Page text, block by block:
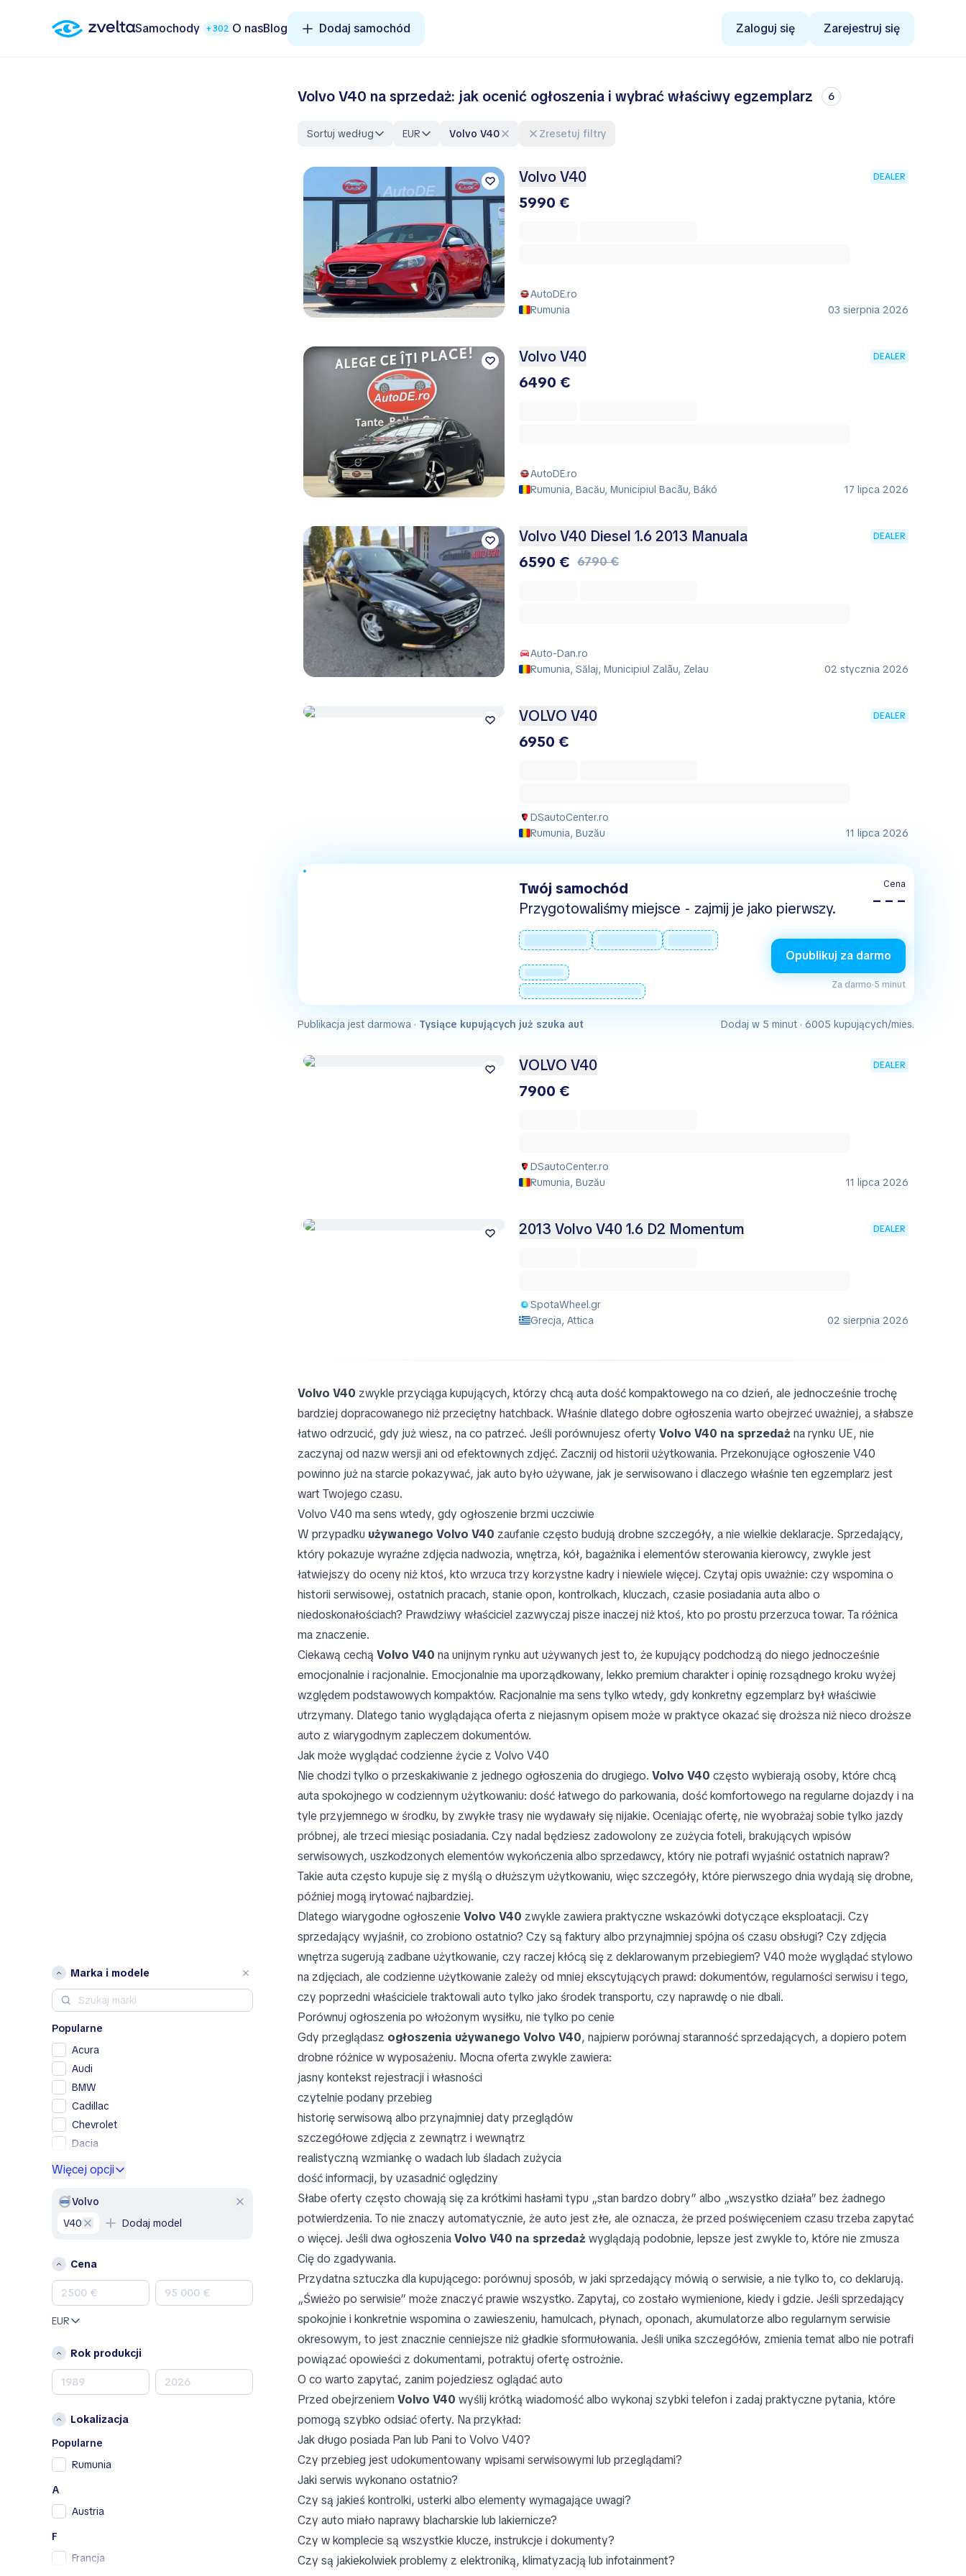
Samochody +302 O nasBlog Dodaj samochód Zaloguj się Zarejestruj się
Marka i modele
Popularne
Acura
Audi
BMW
Cadillac
Chevrolet
Dacia
GMC
Honda
Land Rover
Mercedes-Benz
MINI
Nissan
Peugeot
Porsche
RAM
Skoda
Subaru
Więcej opcji
Volvo
V40
Dodaj model
Cena
EUR
Rok produkcji
Lokalizacja
Popularne
Rumunia
A
Austria
F
Francja
Volvo V40 na sprzedaż: jak ocenić ogłoszenia i wybrać właściwy egzemplarz 6
Sortuj według EUR Volvo V40 Zresetuj filtry
Volvo V40 DEALER
5990 €
AutoDE.ro
Rumunia
03 sierpnia 2026
Volvo V40 DEALER
6490 €
AutoDE.ro
Rumunia, Bacău, Municipiul Bacãu, Bákó
17 lipca 2026
Volvo V40 Diesel 1.6 2013 Manuala DEALER
6590 € 6790 €
Auto-Dan.ro
Rumunia, Sălaj, Municipiul Zalãu, Zelau
02 stycznia 2026
VOLVO V40 DEALER
6950 €
DSautoCenter.ro
Rumunia, Buzău
11 lipca 2026
Twój samochód
Przygotowaliśmy miejsce - zajmij je jako pierwszy.
Cena
– – –
Opublikuj za darmo
Za darmo·5 minut
Publikacja jest darmowa · Tysiące kupujących już szuka aut Dodaj w 5 minut · 6005 kupujących/mies.
VOLVO V40 DEALER
7900 €
DSautoCenter.ro
Rumunia, Buzău
11 lipca 2026
2013 Volvo V40 1.6 D2 Momentum DEALER
SpotaWheel.gr
Grecja, Attica
02 sierpnia 2026
Volvo V40 zwykle przyciąga kupujących, którzy chcą auta dość kompaktowego na co dzień, ale jednocześnie trochę
bardziej dopracowanego niż przeciętny hatchback. Właśnie dlatego dobre ogłoszenia warto obejrzeć uważniej, a słabsze
łatwo odrzucić, gdy już wiesz, na co patrzeć. Jeśli porównujesz oferty Volvo V40 na sprzedaż na rynku UE, nie
zaczynaj od nazw wersji ani od efektownych zdjęć. Zacznij od historii użytkowania. Przekonujące ogłoszenie V40
powinno już na starcie pokazywać, jak auto było używane, jak je serwisowano i dlaczego właśnie ten egzemplarz jest
wart Twojego czasu.
Volvo V40 ma sens wtedy, gdy ogłoszenie brzmi uczciwie
W przypadku używanego Volvo V40 zaufanie często budują drobne szczegóły, a nie wielkie deklaracje. Sprzedający,
który pokazuje wyraźne zdjęcia nadwozia, wnętrza, kół, bagażnika i elementów sterowania kierowcy, zwykle jest
łatwiejszy do oceny niż ktoś, kto wrzuca trzy korzystne kadry i niewiele więcej. Czytaj opis uważnie: czy wspomina o
historii serwisowej, ostatnich pracach, stanie opon, kontrolkach, kluczach, czasie posiadania auta albo o
niedoskonałościach? Prawdziwy właściciel zazwyczaj pisze inaczej niż ktoś, kto po prostu przerzuca towar. Ta różnica
ma znaczenie.
Ciekawą cechą Volvo V40 na unijnym rynku aut używanych jest to, że kupujący podchodzą do niego jednocześnie
emocjonalnie i racjonalnie. Emocjonalnie ma uporządkowany, lekko premium charakter i opinię rozsądnego kroku wyżej
względem podstawowych kompaktów. Racjonalnie ma sens tylko wtedy, gdy konkretny egzemplarz był właściwie
utrzymany. Dlatego tanio wyglądająca oferta z niejasnym opisem może w praktyce okazać się droższa niż nieco droższe
auto z wiarygodnym zapleczem dokumentów.
Jak może wyglądać codzienne życie z Volvo V40
Nie chodzi tylko o przeskakiwanie z jednego ogłoszenia do drugiego. Volvo V40 często wybierają osoby, które chcą
auta spokojnego w codziennym użytkowaniu: dość łatwego do parkowania, dość komfortowego na regularne dojazdy i na
tyle przyjemnego w środku, by zwykłe trasy nie wydawały się nijakie. Oceniając ofertę, nie wyobrażaj sobie tylko jazdy
próbnej, ale trzeci miesiąc posiadania. Czy nadal będziesz zadowolony ze zużycia foteli, brakujących wpisów
serwisowych, uszkodzonych elementów wykończenia albo sprzedawcy, który nie potrafi wyjaśnić ostatnich napraw?
Takie auta często kupuje się z myślą o dłuższym użytkowaniu, więc szczegóły, które pierwszego dnia wydają się drobne,
później mogą irytować najbardziej.
Dlatego wiarygodne ogłoszenie Volvo V40 zwykle zawiera praktyczne wskazówki dotyczące eksploatacji. Czy
sprzedający wyjaśnił, co zrobiono ostatnio? Czy są faktury albo przynajmniej spójna oś czasu obsługi? Czy zdjęcia
wnętrza sugerują zadbane użytkowanie, czy raczej kłócą się z deklarowanym przebiegiem? V40 może wyglądać stylowo
na zdjęciach, ale codzienne użytkowanie zależy od mniej ekscytujących prawd: dokumentów, regularności serwisu i tego,
czy poprzedni właściciele traktowali auto tylko jako środek transportu, czy naprawdę o nie dbali.
Porównuj ogłoszenia po włożonym wysiłku, nie tylko po cenie
Gdy przeglądasz ogłoszenia używanego Volvo V40, najpierw porównaj staranność sprzedających, a dopiero potem
drobne różnice w wyposażeniu. Mocna oferta zwykle zawiera:
jasny kontekst rejestracji i własności
czytelnie podany przebieg
historię serwisową albo przynajmniej daty przeglądów
szczegółowe zdjęcia z zewnątrz i wewnątrz
realistyczną wzmiankę o wadach lub śladach zużycia
dość informacji, by uzasadnić oględziny
Słabe oferty często chowają się za krótkimi hasłami typu „stan bardzo dobry” albo „wszystko działa” bez żadnego
potwierdzenia. To nie znaczy automatycznie, że auto jest złe, ale oznacza, że przed poświęceniem czasu trzeba zapytać
o więcej. Jeśli dwa ogłoszeniaVolvo V40 na sprzedaż wyglądają podobnie, lepsze jest zwykle to, które nie zmusza
Cię do zgadywania.
Przydatna sztuczka dla kupującego: porównuj sposób, w jaki sprzedający mówią o serwisie, a nie tylko to, co deklarują.
„Świeżo po serwisie” może znaczyć prawie wszystko. Zapytaj, co zostało wymienione, kiedy i gdzie. Jeśli sprzedający
spokojnie i konkretnie wspomina o zawieszeniu, hamulcach, płynach, oponach, akumulatorze albo regularnym serwisie
okresowym, to jest znacznie cenniejsze niż gładkie sformułowania. Jeśli unika szczegółów, zmienia temat albo nie potrafi
powiązać opowieści z dokumentami, potraktuj ofertę ostrożnie.
O co warto zapytać, zanim pojedziesz oglądać auto
Przed obejrzeniem Volvo V40 wyślij krótką wiadomość albo wykonaj szybki telefon i zadaj praktyczne pytania, które
pomogą szybko odsiać oferty. Na przykład:
Jak długo posiada Pan lub Pani to Volvo V40?
Czy przebieg jest udokumentowany wpisami serwisowymi lub przeglądami?
Jaki serwis wykonano ostatnio?
Czy są jakieś kontrolki, usterki albo elementy wymagające uwagi?
Czy auto miało naprawy blacharskie lub lakiernicze?
Czy w komplecie są wszystkie klucze, instrukcje i dokumenty?
Czy są jakiekolwiek problemy z elektroniką, klimatyzacją lub infotainment?